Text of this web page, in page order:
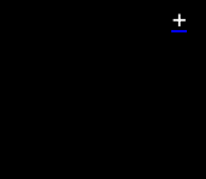
+